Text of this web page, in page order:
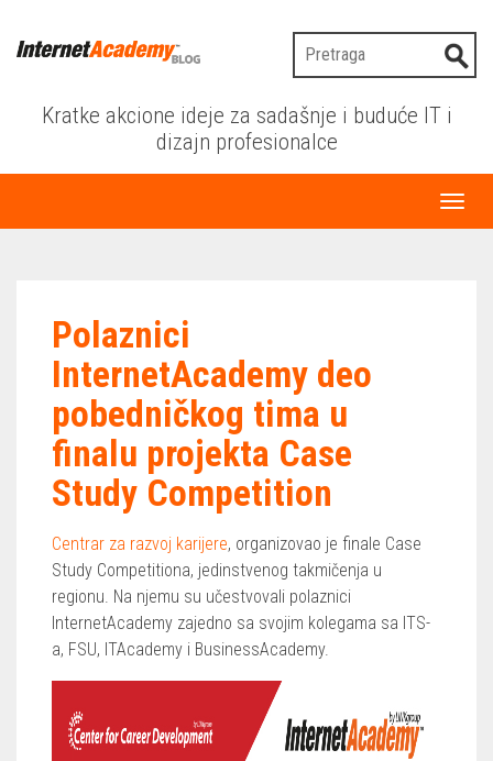
Kratke akcione ideje za sadašnje i buduće IT i
dizajn profesionalce
Polaznici
InternetAcademy deo
pobedničkog tima u
finalu projekta Case
Study Competition
Centrar za razvoj karijere, organizovao je finale Case
Study Competitiona, jedinstvenog takmičenja u
regionu. Na njemu su učestvovali polaznici
InternetAcademy zajedno sa svojim kolegama sa ITS-
a, FSU, ITAcademy i BusinessAcademy.